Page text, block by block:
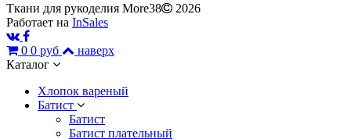
Ткани для рукоделия More38
2026
Работает на InSales
0 0 руб
наверх
Каталог
Хлопок вареный
Батист
Батист
Батист плательный